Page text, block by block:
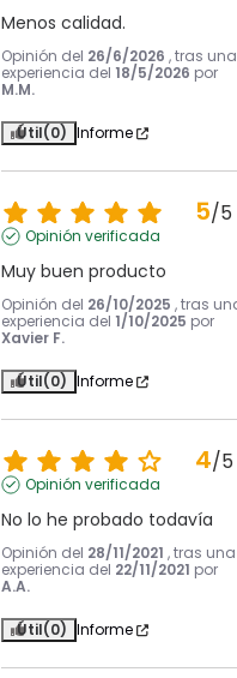
Menos calidad.
Opinión del 26/6/2026 , tras una
experiencia del 18/5/2026 por
M.M.
Útil(0) Informe
5/5
Opinión verificada
Muy buen producto
Opinión del 26/10/2025 , tras
experiencia del 1/10/2025 por
Xavier F.
Útil(0) Informe
4/5
Opinión verificada
No lo he probado todavía
Opinión del 28/11/2021 , tras una
experiencia del 22/11/2021 por
A.A.
Útil(0) Informe